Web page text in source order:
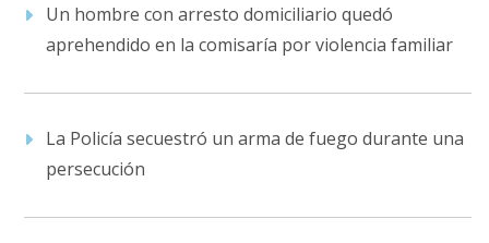
Un hombre con arresto domiciliario quedó
aprehendido en la comisaría por violencia familiar
La Policía secuestró un arma de fuego durante una
persecución